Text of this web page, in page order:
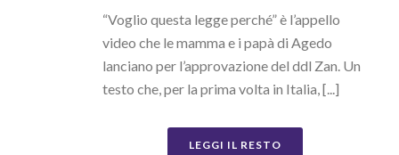
“Voglio questa legge perché” è l’appello
video che le mamma e i papà di Agedo
lanciano per l’approvazione del ddl Zan. Un
testo che, per la prima volta in Italia, [...]
LEGGI IL RESTO